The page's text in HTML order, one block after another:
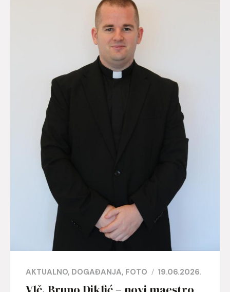
otvorila je izložbu pod nazivom “Grad, míri i nebeski
AKTUALNO DOGAĐANJA FOTO 19.06.2026.